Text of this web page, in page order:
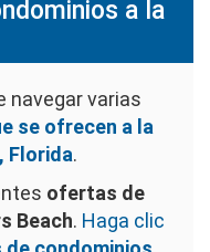
a la
navegar varias
se ofrecen a la
Florida.
ofertas de
Beach. Haga clic